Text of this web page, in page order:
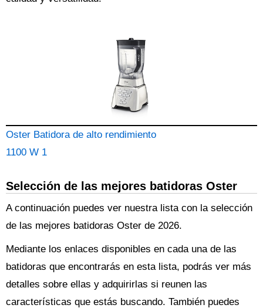
Oster Batidora de alto rendimiento
1100 W 1
Selección de las mejores batidoras Oster
A continuación puedes ver nuestra lista con la selección
de las mejores batidoras Oster de 2026.
Mediante los enlaces disponibles en cada una de las
batidoras que encontrarás en esta lista, podrás ver más
detalles sobre ellas y adquirirlas si reunen las
características que estás buscando. También puedes